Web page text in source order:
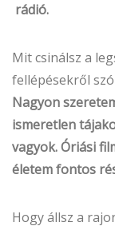
rádió.
Mit csinálsz a
fellépésekről
Nagyon
ismeretlen
vagyok. Óriási
életem fontos
Hogy állsz a